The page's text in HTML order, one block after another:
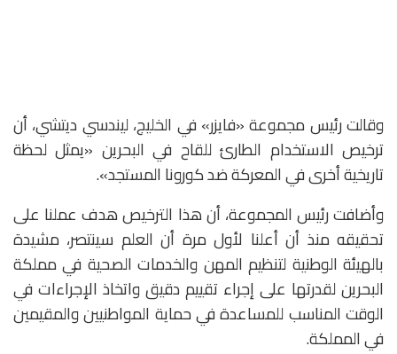
وقالت رئيس مجموعة «فايزر» في الخليج، ليندسي ديتشي، أن
ترخيص الاستخدام الطارئ للقاح في البحرين «يمثل لحظة
تاريخية أخرى في المعركة ضد كورونا المستجد».
وأضافت رئيس المجموعة، أن هذا الترخيص هدف عملنا على
تحقيقه منذ أن أعلنا لأول مرة أن العلم سينتصر، مشيدة
بالهيئة الوطنية لتنظيم المهن والخدمات الصحية في مملكة
البحرين لقدرتها على إجراء تقييم دقيق واتخاذ الإجراءات في
الوقت المناسب للمساعدة في حماية المواطنيين والمقيمين
في المملكة.